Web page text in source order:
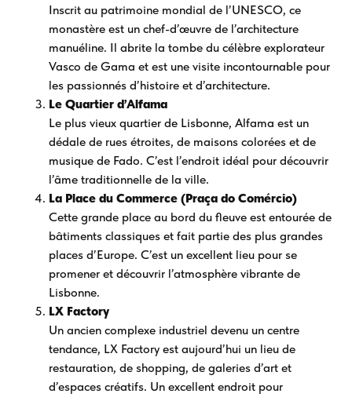
Inscrit au patrimoine mondial de l’UNESCO, ce
monastère est un chef-d’œuvre de l’architecture
manuéline. Il abrite la tombe du célèbre explorateur
Vasco de Gama et est une visite incontournable pour
les passionnés d’histoire et d’architecture.
Le Quartier d’Alfama
Le plus vieux quartier de Lisbonne, Alfama est un
dédale de rues étroites, de maisons colorées et de
musique de Fado. C’est l’endroit idéal pour découvrir
l’âme traditionnelle de la ville.
La Place du Commerce (Praça do Comércio)
Cette grande place au bord du fleuve est entourée de
bâtiments classiques et fait partie des plus grandes
places d’Europe. C’est un excellent lieu pour se
promener et découvrir l’atmosphère vibrante de
Lisbonne.
LX Factory
Un ancien complexe industriel devenu un centre
tendance, LX Factory est aujourd’hui un lieu de
restauration, de shopping, de galeries d’art et
d’espaces créatifs. Un excellent endroit pour